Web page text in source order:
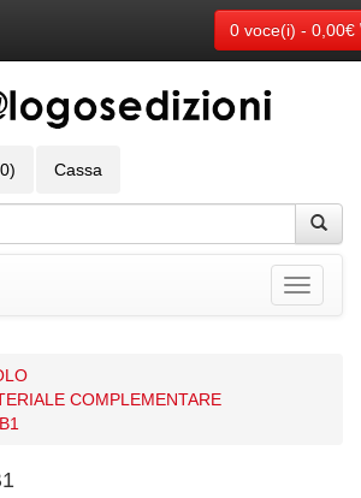
0 voce(i) - 0,00€
Cassa
Toggle
COMPLEMENTARE